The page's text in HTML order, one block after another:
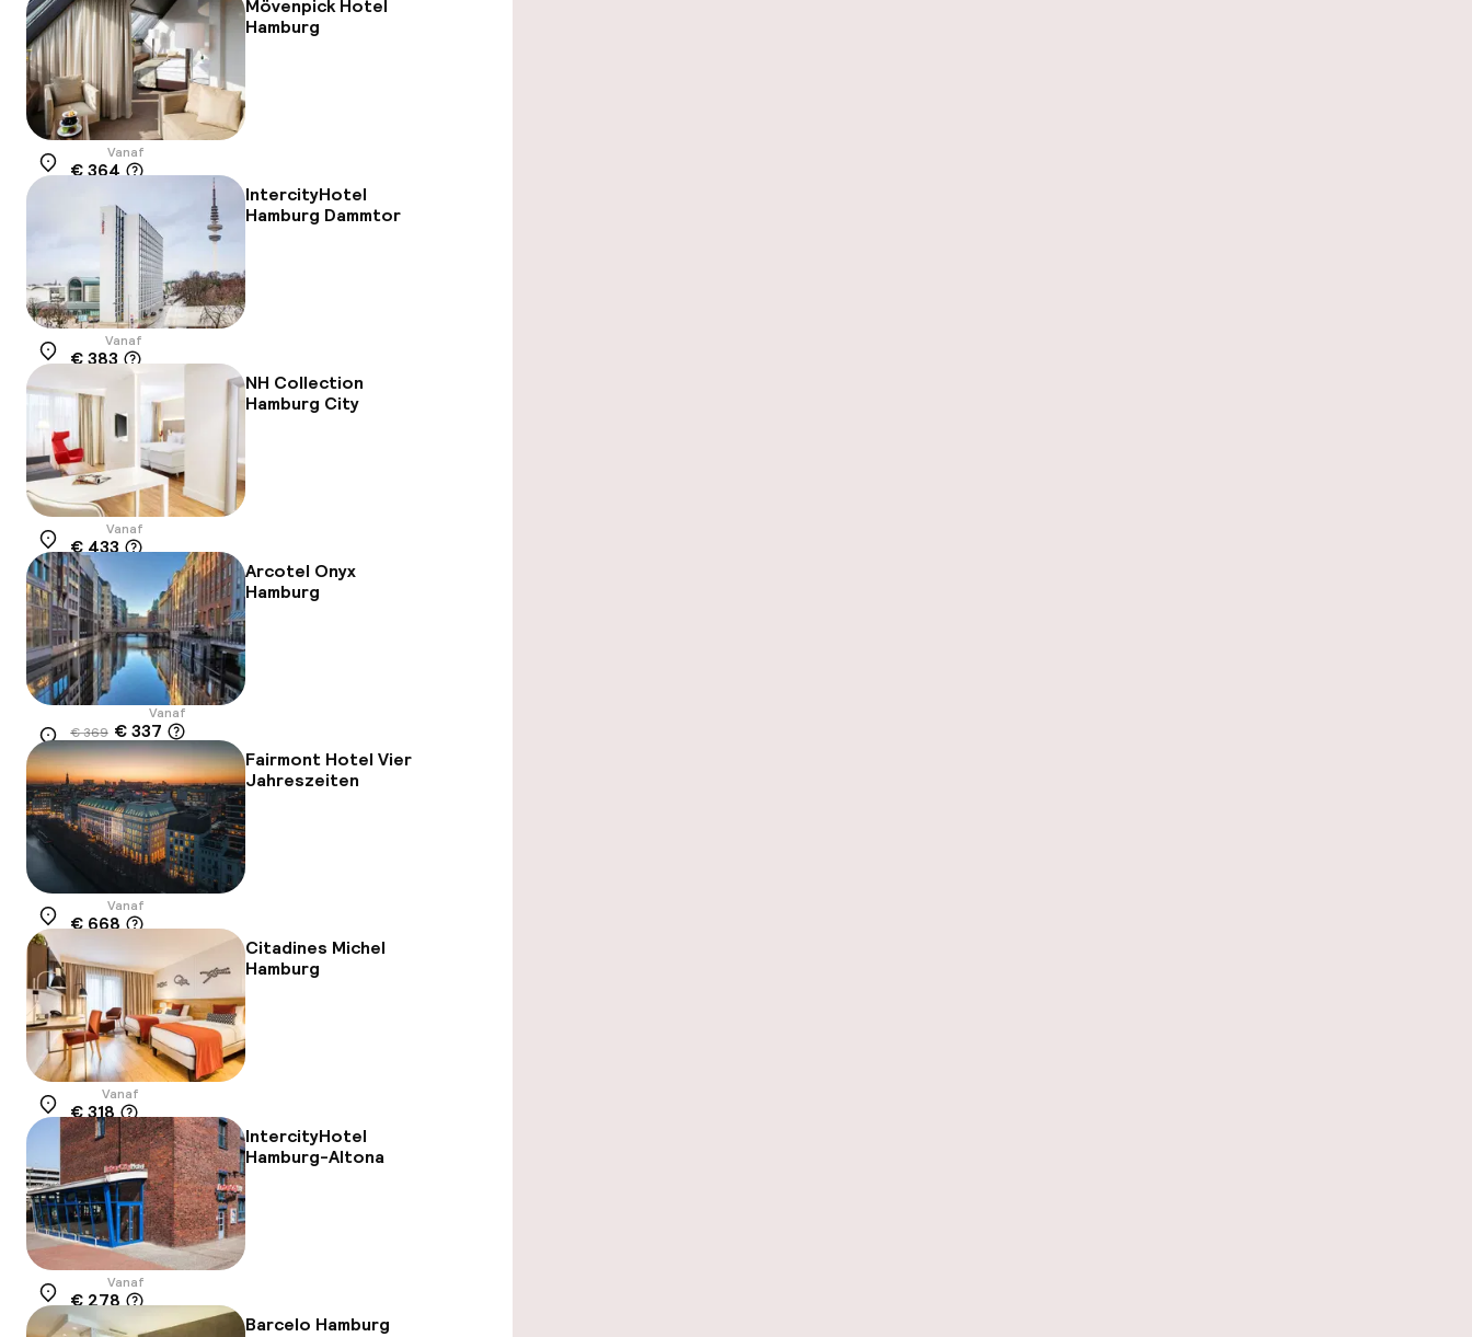
Mövenpick Hotel
Hamburg
Locatie
Vanaf
€ 364
IntercityHotel
Hamburg Dammtor
Locatie
Vanaf
€ 383
NH Collection
Hamburg City
Locatie
Vanaf
€ 433
Arcotel Onyx
Hamburg
Locatie
Vanaf
€ 369 € 337
-9%
Fairmont Hotel Vier
Jahreszeiten
Locatie
Vanaf
€ 668
Citadines Michel
Hamburg
Locatie
Vanaf
€ 318
IntercityHotel
Hamburg-Altona
Locatie
Vanaf
€ 278
Barcelo Hamburg